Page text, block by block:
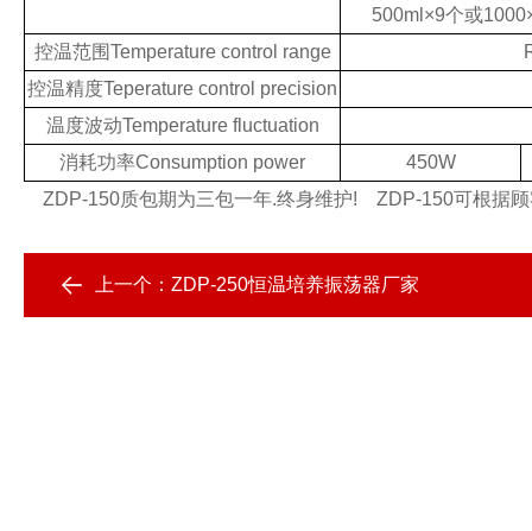
500ml×9个或
控温范围Temperature control range
控温精度Teperature control precision
温度波动Temperature fluctuation
消耗功率Consumption power
450W
ZDP-150质包期为三包一年.终身维护! ZDP-150可根据顾
上一个： ZDP-250恒温培养振荡器厂家